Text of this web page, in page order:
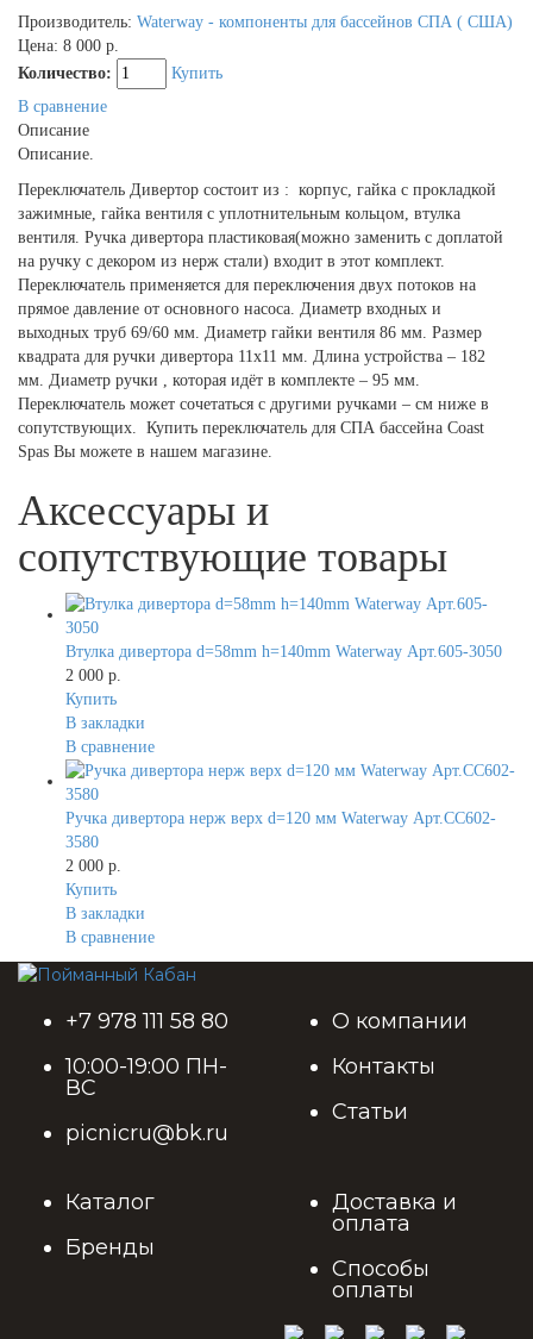
Производитель: Waterway - компоненты для бассейнов СПА ( США)
Цена: 8 000 р.
Количество:
Купить
В сравнение
Описание
Описание.
Переключатель Дивертор состоит из : корпус, гайка с прокладкой
зажимные, гайка вентиля с уплотнительным кольцом, втулка
вентиля. Ручка дивертора пластиковая(можно заменить с доплатой
на ручку с декором из нерж стали) входит в этот комплект.
Переключатель применяется для переключения двух потоков на
прямое давление от основного насоса. Диаметр входных и
выходных труб 69/60 мм. Диаметр гайки вентиля 86 мм. Размер
квадрата для ручки дивертора 11х11 мм. Длина устройства – 182
мм. Диаметр ручки , которая идёт в комплекте – 95 мм.
Переключатель может сочетаться с другими ручками – см ниже в
сопутствующих. Купить переключатель для СПА бассейна Coast
Spas Вы можете в нашем магазине.
Аксессуары и
сопутствующие товары
Втулка дивертора d=58mm h=140mm Waterway Арт.605-3050
2 000 р.
Купить
В закладки
В сравнение
Ручка дивертора нерж верх d=120 мм Waterway Арт.CC602-
3580
2 000 р.
Купить
В закладки
В сравнение
+7 978 111 58 80
10:00-19:00 ПН-
ВС
picnicru@bk.ru
О компании
Контакты
Статьи
Каталог
Бренды
Доставка и
оплата
Способы
оплаты